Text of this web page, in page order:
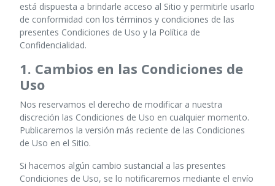
está dispuesta a brindarle acceso al Sitio y permitirle usarlo
de conformidad con los términos y condiciones de las
presentes Condiciones de Uso y la Política de
Confidencialidad.
1. Cambios en las Condiciones de
Uso
Nos reservamos el derecho de modificar a nuestra
discreción las Condiciones de Uso en cualquier momento.
Publicaremos la versión más reciente de las Condiciones
de Uso en el Sitio.
Si hacemos algún cambio sustancial a las presentes
Condiciones de Uso, se lo notificaremos mediante el envío